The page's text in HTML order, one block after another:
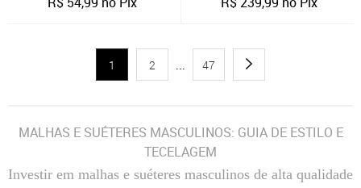
1 2 ... 47
MALHAS E SUÉTERES MASCULINOS: GUIA DE ESTILO E
TECELAGEM
Investir em malhas e suéteres masculinos de alta qualidade